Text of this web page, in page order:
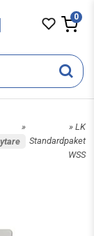
0
»
» LK
Standardpaket
WSS